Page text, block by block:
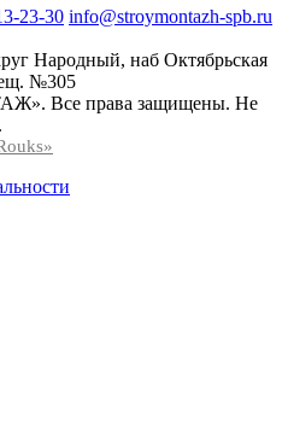
23-30 info@stroymontazh-spb.ru
Народный, наб Октябрьская
№305
Все права защищены. Не